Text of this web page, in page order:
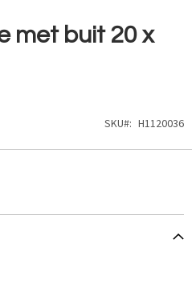
met buit 20 x
SKU H1120036